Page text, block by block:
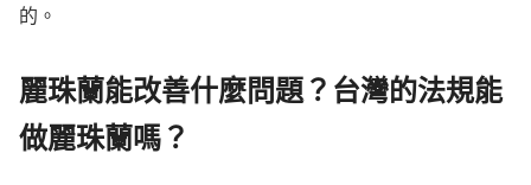
的。
麗珠蘭能改善什麼問題？台灣的法規能
做麗珠蘭嗎？